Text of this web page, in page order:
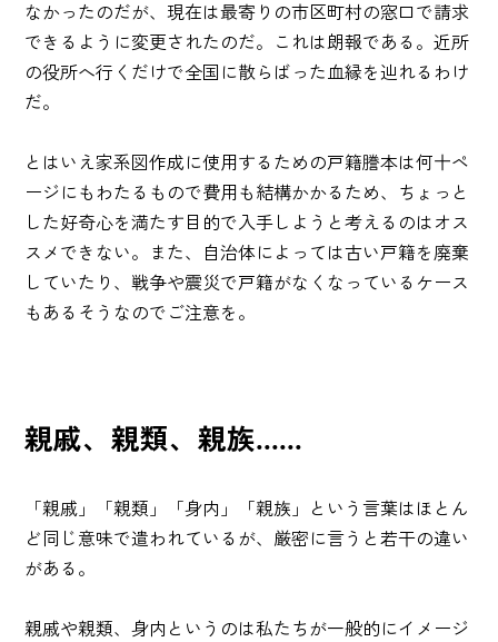
なかったのだが、現在は最寄りの市区町村の窓口で請求
できるように変更されたのだ。これは朗報である。近所
の役所へ行くだけで全国に散らばった血縁を辿れるわけ
だ。
とはいえ家系図作成に使用するための戸籍謄本は何十ペ
ージにもわたるもので費用も結構かかるため、ちょっと
した好奇心を満たす目的で入手しようと考えるのはオス
スメできない。また、自治体によっては古い戸籍を廃棄
していたり、戦争や震災で戸籍がなくなっているケース
もあるそうなのでご注意を。
親戚、親類、親族......
「親戚」「親類」「身内」「親族」という言葉はほとん
ど同じ意味で遣われているが、厳密に言うと若干の違い
がある。
親戚や親類、身内というのは私たちが一般的にイメージ